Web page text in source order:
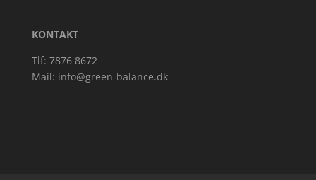
KONTAKT
Tlf: 7876 8672
Mail: info@green-balance.dk